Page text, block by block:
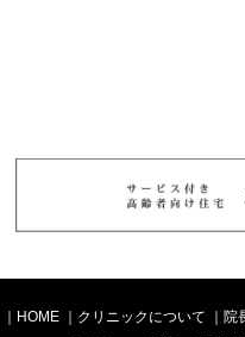
｜ HOME ｜ クリニックについて ｜ 院